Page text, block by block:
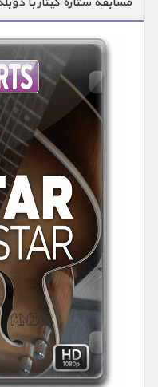
زمین شناسی / محیط زیست
سازه/ معماری/ مهندسی
سرگرمی
شناخت کودکان
طبیعت
علم و فناوری
فرهنگ / هنر
کیهان / نجوم
گردشگری
ماورایی
مسابقات / ورزشی
مستند های اختصاصی